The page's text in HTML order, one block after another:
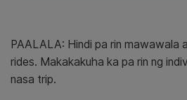
PAALALA: Hindi pa rin mawawala
rides. Makakakuha ka pa rin ng
nasa trip.